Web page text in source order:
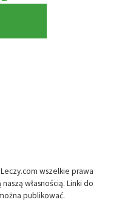
wszelkie prawa
własnością. Linki do
publikować.